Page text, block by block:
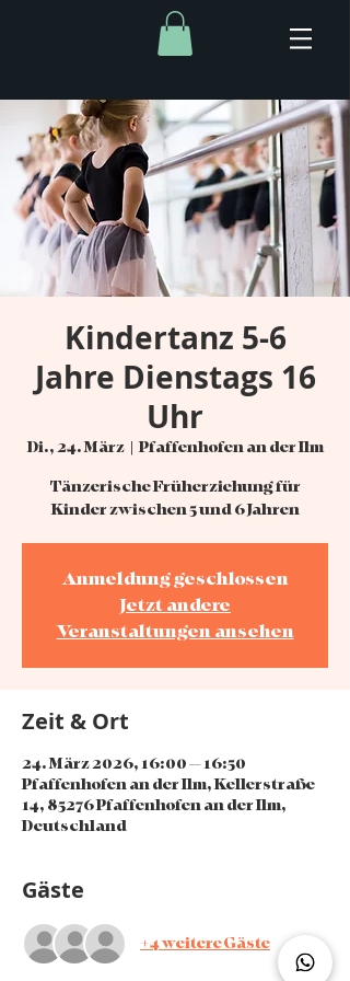
Kindertanz 5-6
Jahre Dienstags 16
Uhr
Di., 24. März
  |
Pfaffenhofen an der Ilm
Tänzerische Früherziehung für
Kinder zwischen 5 und 6 Jahren
Anmeldung geschlossen
Jetzt andere
Veranstaltungen ansehen
Zeit & Ort
24. März 2026, 16:00 – 16:50
Pfaffenhofen an der Ilm, Kellerstraße
14, 85276 Pfaffenhofen an der Ilm,
Deutschland
Gäste
+4 weitere Gäste